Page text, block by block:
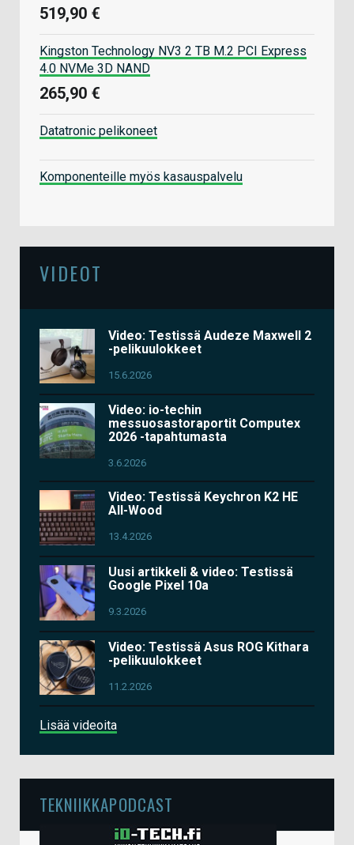
519,90 €
Kingston Technology NV3 2 TB M.2 PCI Express
4.0 NVMe 3D NAND
265,90 €
Datatronic pelikoneet
Komponenteille myös kasauspalvelu
VIDEOT
Video: Testissä Audeze Maxwell 2
-pelikuulokkeet
15.6.2026
Video: io-techin
messuosastoraportit Computex
2026 -tapahtumasta
3.6.2026
Video: Testissä Keychron K2 HE
All-Wood
13.4.2026
Uusi artikkeli & video: Testissä
Google Pixel 10a
9.3.2026
Video: Testissä Asus ROG Kithara
-pelikuulokkeet
11.2.2026
Lisää videoita
TEKNIIKKAPODCAST